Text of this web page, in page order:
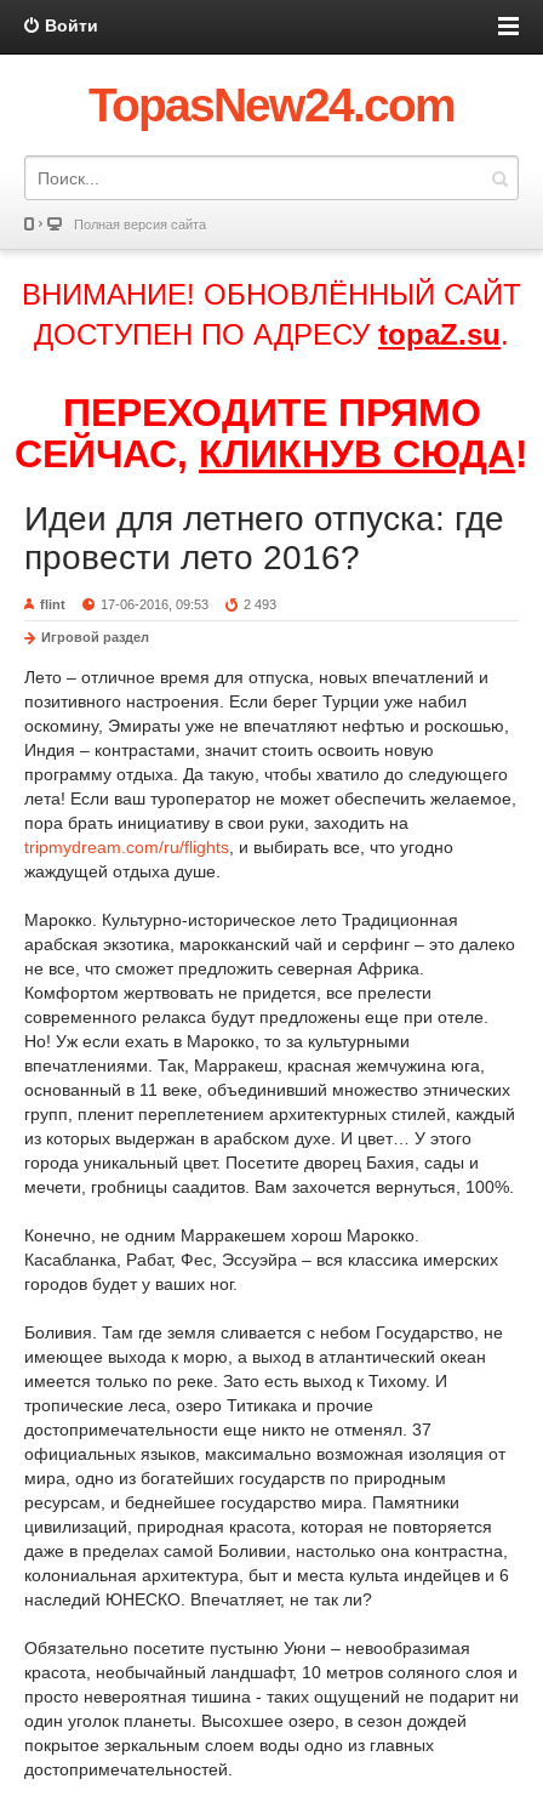
Войти
TopasNew24.com
Полная версия сайта
ВНИМАНИЕ! ОБНОВЛЁННЫЙ САЙТ
ДОСТУПЕН ПО АДРЕСУ topaZ.su.
ПЕРЕХОДИТЕ ПРЯМО
СЕЙЧАС, КЛИКНУВ СЮДА!
Идеи для летнего отпуска: где
провести лето 2016?
flint 17-06-2016, 09:53 2 493
Игровой раздел
Лето – отличное время для отпуска, новых впечатлений и
позитивного настроения. Если берег Турции уже набил
оскомину, Эмираты уже не впечатляют нефтью и роскошью,
Индия – контрастами, значит стоить освоить новую
программу отдыха. Да такую, чтобы хватило до следующего
лета! Если ваш туроператор не может обеспечить желаемое,
пора брать инициативу в свои руки, заходить на
tripmydream.com/ru/flights , и выбирать все, что угодно
жаждущей отдыха душе.
Марокко. Культурно-историческое лето Традиционная
арабская экзотика, марокканский чай и серфинг – это далеко
не все, что сможет предложить северная Африка.
Комфортом жертвовать не придется, все прелести
современного релакса будут предложены еще при отеле.
Но! Уж если ехать в Марокко, то за культурными
впечатлениями. Так, Марракеш, красная жемчужина юга,
основанный в 11 веке, объединивший множество этнических
групп, пленит переплетением архитектурных стилей, каждый
из которых выдержан в арабском духе. И цвет… У этого
города уникальный цвет. Посетите дворец Бахия, сады и
мечети, гробницы саадитов. Вам захочется вернуться, 100%.
Конечно, не одним Марракешем хорош Марокко.
Касабланка, Рабат, Фес, Эссуэйра – вся классика имерских
городов будет у ваших ног.
Боливия. Там где земля сливается с небом Государство, не
имеющее выхода к морю, а выход в атлантический океан
имеется только по реке. Зато есть выход к Тихому. И
тропические леса, озеро Титикака и прочие
достопримечательности еще никто не отменял. 37
официальных языков, максимально возможная изоляция от
мира, одно из богатейших государств по природным
ресурсам, и беднейшее государство мира. Памятники
цивилизаций, природная красота, которая не повторяется
даже в пределах самой Боливии, настолько она контрастна,
колониальная архитектура, быт и места культа индейцев и 6
наследий ЮНЕСКО. Впечатляет, не так ли?
Обязательно посетите пустыню Уюни – невообразимая
красота, необычайный ландшафт, 10 метров соляного слоя и
просто невероятная тишина - таких ощущений не подарит ни
один уголок планеты. Высохшее озеро, в сезон дождей
покрытое зеркальным слоем воды одно из главных
достопримечательностей.